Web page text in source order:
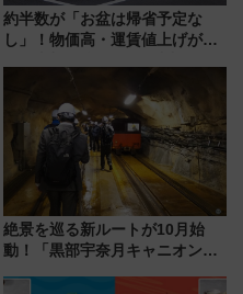
約半数が「お盆は帰省予定な
し」！物価高・運賃値上げが財
りたいけど……【WILLER お盆
帰省動向調査】
絶景を巡る新ルートが10月始
動！「黒部宇奈月キャニオンル